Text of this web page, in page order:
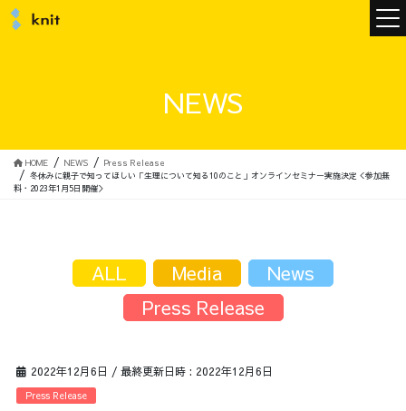
メンバー
サービス
NEWS
HOME NEWS
Press Release
冬休みに親子で知ってほしい「生理について知る10のこと」オンラインセミナー実施決定＜参加無
料・2023年1月5日開催＞
2022年12月6日 / 最終更新日時 : 2022年12月6日
Press Release
ALL Media
News
Press Release